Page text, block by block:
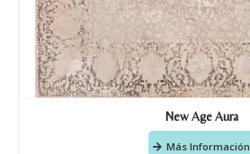
New Age Aura
Más Información